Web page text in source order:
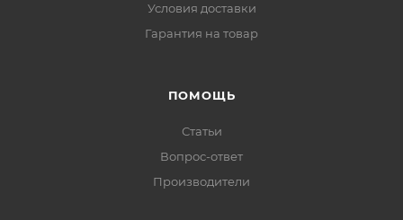
Условия доставки
Гарантия на товар
ПОМОЩЬ
Статьи
Вопрос-ответ
Производители